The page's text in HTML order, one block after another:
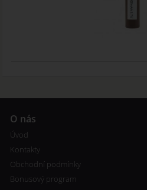
O nás
Úvod
Kontakty
Obchodní podmínky
Bonusový program